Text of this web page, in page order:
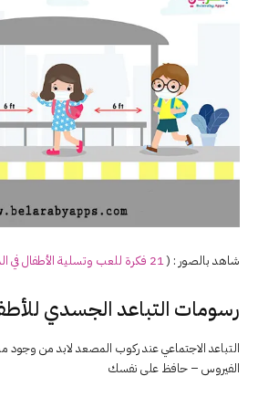
شاهد بالصور : (21 فكرة للعب وتسلية الأطفال في المنزل .. دون ملل
رسومات التباعد الجسدي
التباعد الاجتماعي عند ركوب المصعد لابد من وجود
الفيروس – حافظ على نفسك